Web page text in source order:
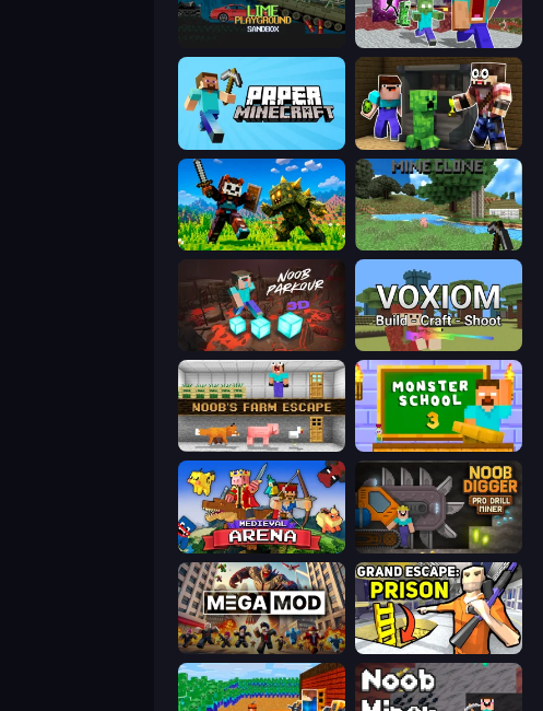
Monster School Herobrine Siren Head
Paper Minecraft Noob Trolls Pro
CraftSlayer: Apocalypse Mine Clone
Noob Parkour 3D Voxiom.io
Noob's Farm Escape Monster School 3
Medieval Arena Noob Digger: Pro Drill Miner
MegamodGames Grand Escape: Prison